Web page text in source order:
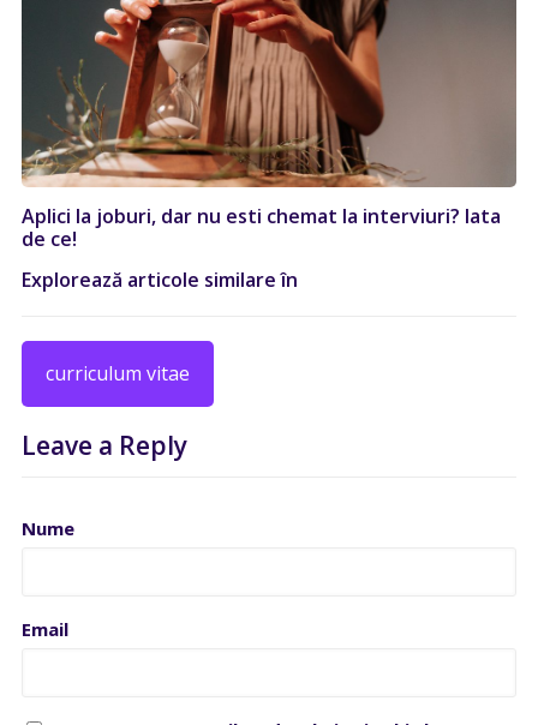
Aplici la joburi, dar nu esti chemat la interviuri? Iata
de ce!
Explorează articole similare în
curriculum vitae
Leave a Reply
Nume
Email